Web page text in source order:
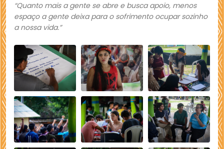
“Quanto mais a gente se abre e busca apoio, menos
espaço a gente deixa para o sofrimento ocupar sozinho
a nossa vida.”